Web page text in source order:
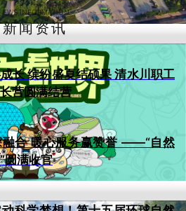
EWS INFORMATION
新闻资讯
长 缤纷盛夏结硕果 清水川职工
营圆满结营
融合 暖心服务赢赞誉 ——“自然
圆满收官